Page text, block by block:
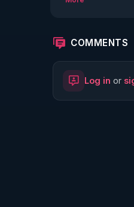
🌱 LE
http://rgnr.li/
COMMENTS
Log in or